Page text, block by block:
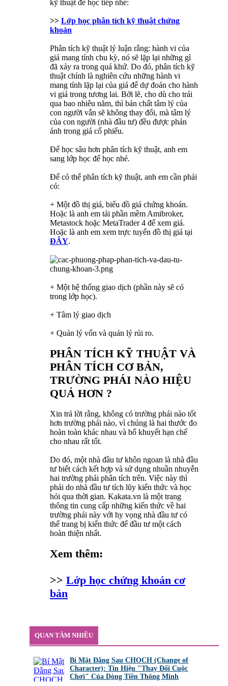
kỹ thuật để học tiếp nhé:
>> Lớp học phân tích kỹ thuật chứng
khoán
Phân tích kỹ thuật lý luận rằng: hành vi của
giá mang tính chu kỳ, nó sẽ lặp lại những gì
đã xảy ra trong quá khứ. Do đó, phân tích kỹ
thuật chính là nghiên cứu những hành vi
mang tính lặp lại của giá để dự đoán cho hành
vi giá trong tương lai. Bởi lẽ, cho dù cho trải
qua bao nhiêu năm, thì bản chất tâm lý của
con người vẫn sẽ không thay đổi, mà tâm lý
của con người (nhà đầu tư) đều được phản
ánh trong giá cổ phiếu.
Để học sâu hơn phân tích kỹ thuật, anh em
sang lớp học để học nhé.
Để có thể phân tích kỹ thuật, anh em cần phải
có:
+ Một đồ thị giá, biểu đồ giá chứng khoán.
Hoặc là anh em tải phần mềm Amibroker,
Metastock hoặc MetaTrader 4 để xem giá.
Hoặc là anh em xem trực tuyến đồ thị giá tại
ĐÂY.
+ Một hệ thống giao dịch (phần này sẽ có
trong lớp học).
+ Tâm lý giao dịch
+ Quản lý vốn và quản lý rủi ro.
PHÂN TÍCH KỸ THUẬT VÀ
PHÂN TÍCH CƠ BẢN,
TRƯỜNG PHÁI NÀO HIỆU
QUẢ HƠN ?
Xin trả lời rằng, không có trường phái nào tốt
hơn trường phái nào, vì chúng là hai thước đo
hoàn toàn khác nhau và bổ khuyết hạn chế
cho nhau rất tốt.
Do đó, một nhà đầu tư khôn ngoan là nhà đầu
tư biết cách kết hợp và sử dụng nhuần nhuyễn
hai trường phái phân tích trên. Việc này thì
phải do nhà đầu tư tích lũy kiến thức và học
hỏi qua thời gian. Kakata.vn là một trang
thông tin cung cấp những kiến thức về hai
trường phái này với hy vọng nhà đầu tư có
thể trang bị kiến thức để đầu tư một cách
hoàn thiện nhất.
Xem thêm:
>> Lớp học chứng khoán cơ
bản
QUAN TÂM NHIỀU
Bí Mật Đằng Sau CHOCH (Change of
Character): Tín Hiệu "Thay Đổi Cuộc
Chơi" Của Dòng Tiền Thông Minh